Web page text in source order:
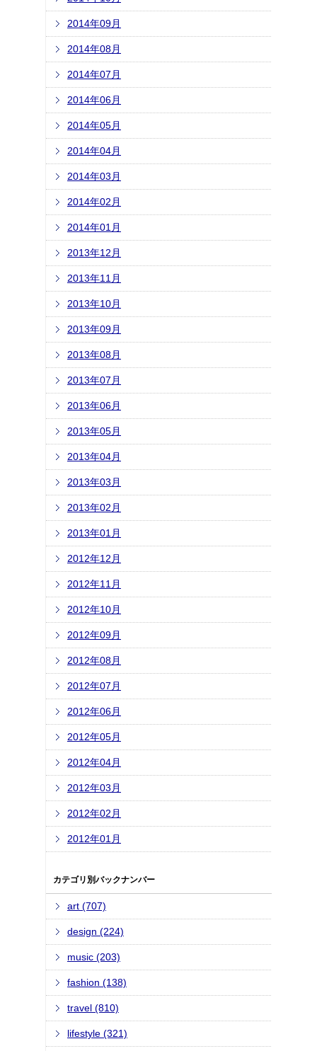
2014年09月
2014年08月
2014年07月
2014年06月
2014年05月
2014年04月
2014年03月
2014年02月
2014年01月
2013年12月
2013年11月
2013年10月
2013年09月
2013年08月
2013年07月
2013年06月
2013年05月
2013年04月
2013年03月
2013年02月
2013年01月
2012年12月
2012年11月
2012年10月
2012年09月
2012年08月
2012年07月
2012年06月
2012年05月
2012年04月
2012年03月
2012年02月
2012年01月
カテゴリ別バックナンバー
art (707)
design (224)
music (203)
fashion (138)
travel (810)
lifestyle (321)